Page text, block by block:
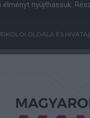
nyújthassuk.
OLDALA ÉS